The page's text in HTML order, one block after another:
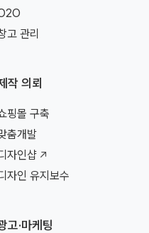
고 관리
작 의뢰
핑몰 구축
춤개발
자인샵
자인 유지보수
고·마케팅